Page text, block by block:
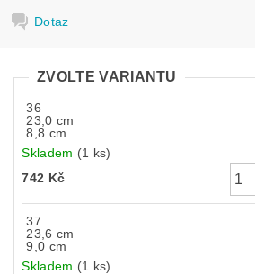
Dotaz
ZVOLTE VARIANTU
36
23,0 cm
8,8 cm
Skladem (1 ks)
742 Kč
37
23,6 cm
9,0 cm
Skladem (1 ks)